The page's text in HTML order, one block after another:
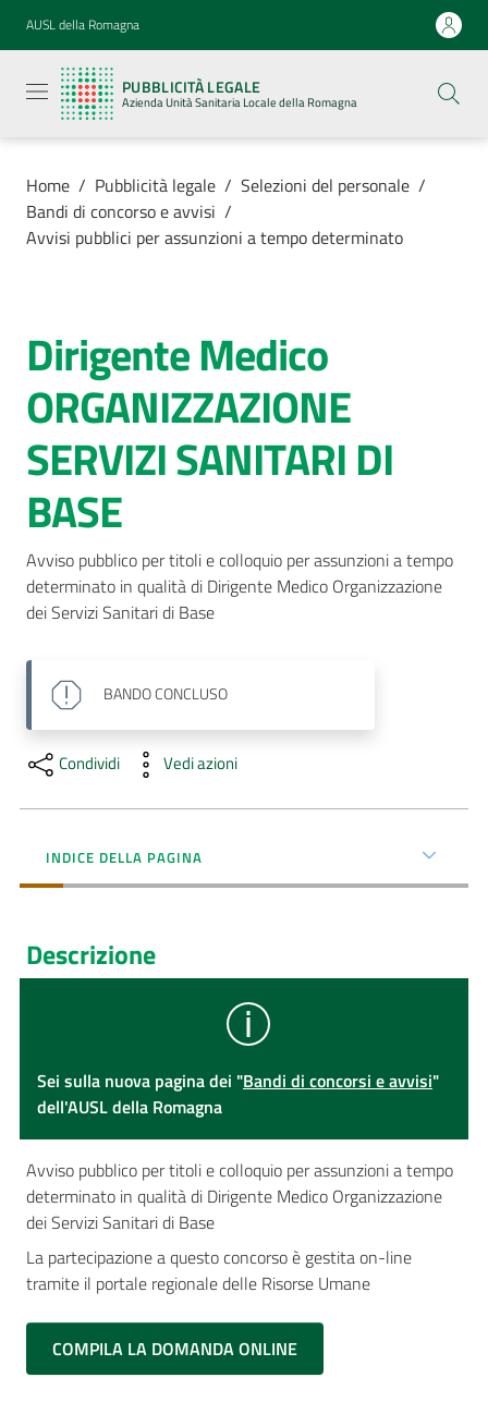
Vai al contenuto
Vai alla navigazione
Vai al footer
AUSL della Romagna
PUBBLICITÀ LEGALE
Azienda Unità Sanitaria Locale della Romagna
legale
Azienda
Unità
Locale della
Servizi
Luoghi di
cura
AUSL
Comunica
Home / Pubblicità legale / Selezioni del personale /
Bandi di concorso e avvisi /
Avvisi pubblici per assunzioni a tempo determinato
Salta al contenuto
Dirigente Medico
ORGANIZZAZIONE
SERVIZI SANITARI DI
BASE
Avviso pubblico per titoli e colloquio per assunzioni a tempo
determinato in qualità di Dirigente Medico Organizzazione
dei Servizi Sanitari di Base
BANDOCONCLUSO
Condividi Vedi azioni
INDICE DELLA PAGINA
Descrizione
Sei sulla nuova pagina dei "Bandi di concorsi e avvisi"
dell'AUSL della Romagna
Avviso pubblico per titoli e colloquio per assunzioni a tempo
determinato in qualità di Dirigente Medico Organizzazione
dei Servizi Sanitari di Base
La partecipazione a questo concorso è gestita on-line
tramite il portale regionale delle Risorse Umane
COMPILA LA DOMANDA ONLINE